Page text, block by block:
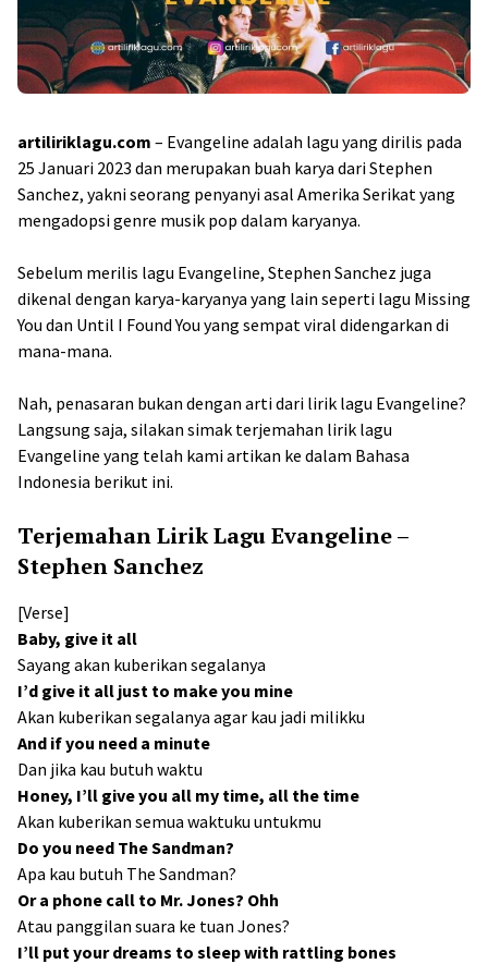
artiliriklagu.com – Evangeline adalah lagu yang dirilis pada
25 Januari 2023 dan merupakan buah karya dari Stephen
Sanchez, yakni seorang penyanyi asal Amerika Serikat yang
mengadopsi genre musik pop dalam karyanya.
Sebelum merilis lagu Evangeline, Stephen Sanchez juga
dikenal dengan karya-karyanya yang lain seperti lagu Missing
You dan Until I Found You yang sempat viral didengarkan di
mana-mana.
Nah, penasaran bukan dengan arti dari lirik lagu Evangeline?
Langsung saja, silakan simak terjemahan lirik lagu
Evangeline yang telah kami artikan ke dalam Bahasa
Indonesia berikut ini.
Terjemahan Lirik Lagu Evangeline –
Stephen Sanchez
[Verse]
Baby, give it all
Sayang akan kuberikan segalanya
I’d give it all just to make you mine
Akan kuberikan segalanya agar kau jadi milikku
And if you need a minute
Dan jika kau butuh waktu
Honey, I’ll give you all my time, all the time
Akan kuberikan semua waktuku untukmu
Do you need The Sandman?
Apa kau butuh The Sandman?
Or a phone call to Mr. Jones? Ohh
Atau panggilan suara ke tuan Jones?
I’ll put your dreams to sleep with rattling bones